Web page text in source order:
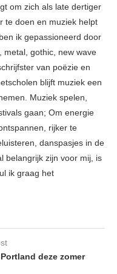
om zich als late dertiger
te doen en muziek helpt
ik gepassioneerd door
metal, gothic, new wave
van poëzie en
blijft muziek een
Muziek spelen,
gaan; Om energie
rijker te
danspasjes in de
belangrijk zijn voor mij, is
ik graag het
deze zomer